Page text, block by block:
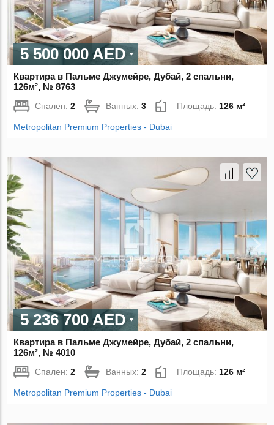
5 500 000 AED
Квартира в Пальме Джумейре, Дубай, 2 спальни,
126м², № 8763
Спален:2 Ванных:3 Площадь:126 м²
Metropolitan Premium Properties - Dubai
5 236 700 AED
Квартира в Пальме Джумейре, Дубай, 2 спальни,
126м², № 4010
Спален:2 Ванных:2 Площадь: 126 м²
Metropolitan Premium Properties - Dubai